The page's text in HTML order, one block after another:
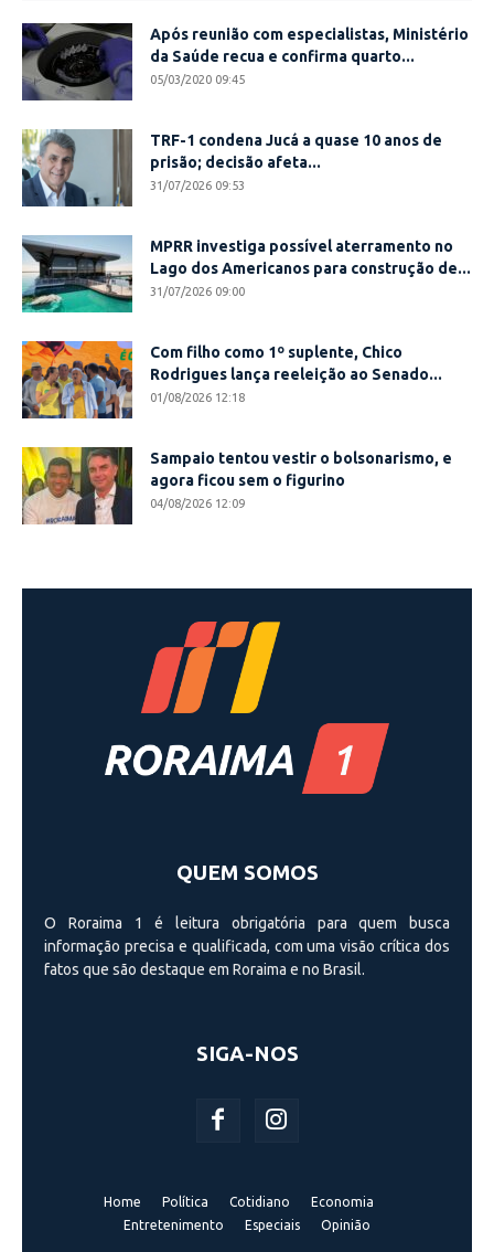
Após reunião com especialistas, Ministério
da Saúde recua e confirma quarto...
05/03/2020 09:45
TRF-1 condena Jucá a quase 10 anos de
prisão; decisão afeta...
31/07/2026 09:53
MPRR investiga possível aterramento no
Lago dos Americanos para construção de...
31/07/2026 09:00
Com filho como 1º suplente, Chico
Rodrigues lança reeleição ao Senado...
01/08/2026 12:18
Sampaio tentou vestir o bolsonarismo, e
agora ficou sem o figurino
04/08/2026 12:09
QUEM SOMOS
O Roraima 1 é leitura obrigatória para quem busca
informação precisa e qualificada, com uma visão crí­tica dos
fatos que são destaque em Roraima e no Brasil.
SIGA-NOS
Home Política Cotidiano
Economia
Entretenimento
Especiais Opinião